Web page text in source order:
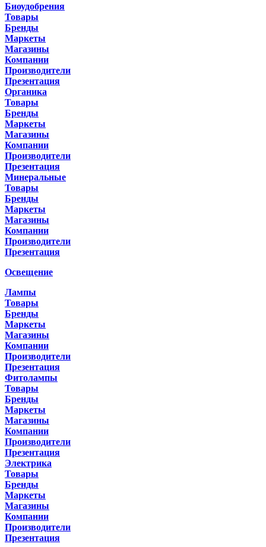
Биоудобрения
Товары
Бренды
Маркеты
Магазины
Компании
Производители
Презентация
Органика
Товары
Бренды
Маркеты
Магазины
Компании
Производители
Презентация
Минеральные
Товары
Бренды
Маркеты
Магазины
Компании
Производители
Презентация
Освещение
Лампы
Товары
Бренды
Маркеты
Магазины
Компании
Производители
Презентация
Фитолампы
Товары
Бренды
Маркеты
Магазины
Компании
Производители
Презентация
Электрика
Товары
Бренды
Маркеты
Магазины
Компании
Производители
Презентация